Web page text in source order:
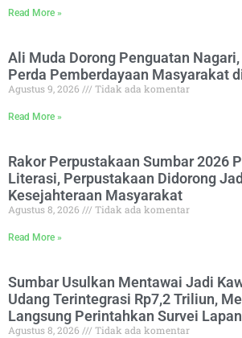
Read More »
Ali Muda Dorong Penguatan
Perda Pemberdayaan Masyarakat
Agustus 9, 2026 Tidak ada komentar
Read More »
Rakor Perpustakaan Sumbar 2026
Literasi, Perpustakaan Didorong
Kesejahteraan Masyarakat
Agustus 8, 2026 Tidak ada komentar
Read More »
Sumbar Usulkan Mentawai Jadi
Udang Terintegrasi Rp7,2 Triliun,
Langsung Perintahkan Survei
Agustus 8, 2026 Tidak ada komentar